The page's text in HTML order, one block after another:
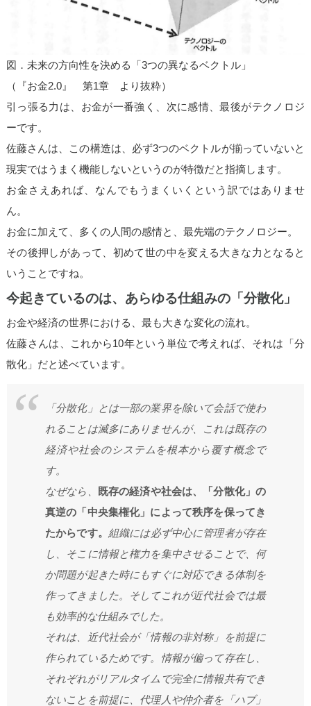
図．未来の方向性を決める「3つの異なるベクトル」
（『お金2.0』 第1章 より抜粋）
引っ張る力は、 お金が一番強く、次に感情、最後がテクノロジ
ーです。
佐藤さんは、この構造は、 必ず3つのベクトルが揃っていないと
現実ではうまく機能しないというのが特徴だと指摘します。
お金さえあれば、なんでもうまくいくという訳ではありませ
ん。
お金に加えて、多くの人間の感情と、最先端のテクノロジー。
その後押しがあって、初めて世の中を変える大きな力となると
いうことですね。
今起きているのは、あらゆる仕組みの「分散化」
お金や経済の世界における、最も大きな変化の流れ。
佐藤さんは、
これから10年という単位で考えれば、それは「分
散化」 だと述べています。
「分散化」とは一部の業界を除いて会話で使わ
れることは滅多にありませんが、これは既存の
経済や社会のシステムを根本から覆す概念で
す。
なぜなら、
既存の経済や社会は、「分散化」の
真逆の「中央集権化」によって秩序を保ってき
たからです。 組織には必ず中心に管理者が存在
し、そこに情報と権力を集中させることで、何
か問題が起きた時にもすぐに対応できる体制を
作ってきました。そしてこれが近代社会では最
も効率的な仕組みでした。
それは、近代社会が「情報の非対称」を前提に
作られているためです。情報が偏って存在し、
それぞれがリアルタイムで完全に情報共有でき
ないことを前提に、代理人や仲介者を「ハブ」